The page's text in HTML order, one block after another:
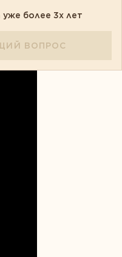
более 3х лет
ВОПРОС